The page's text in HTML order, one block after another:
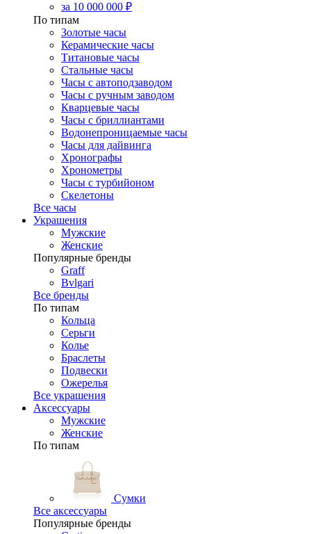
за 10 000 000 ₽
По типам
Золотые часы
Керамические часы
Титановые часы
Стальные часы
Часы с автоподзаводом
Часы с ручным заводом
Кварцевые часы
Часы с бриллиантами
Водонепроницаемые часы
Часы для дайвинга
Хронографы
Хронометры
Часы с турбийоном
Скелетоны
Все часы
Украшения
Мужские
Женские
Популярные бренды
Graff
Bvlgari
Все бренды
По типам
Кольца
Серьги
Колье
Браслеты
Подвески
Ожерелья
Все украшения
Аксессуары
Мужские
Женские
По типам
Сумки
Все аксессуары
Популярные бренды